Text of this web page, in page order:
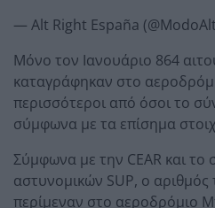
— Alt Right España
Μόνο τον Ιανουάριο 864
καταγράφηκαν στο
περισσότεροι από όσοι το
σύμφωνα με τα επίσημα
Σύμφωνα με την CEAR και το
αστυνομικών SUP, ο
περίμεναν στο αεροδρόμιο